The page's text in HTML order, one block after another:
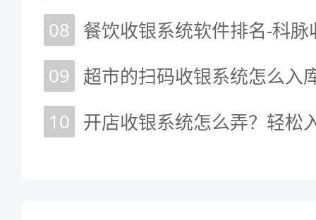
08 餐饮收银系统软件排名-科脉
09 超市的扫码收银系统怎么入
10 开店收银系统怎么弄？轻松